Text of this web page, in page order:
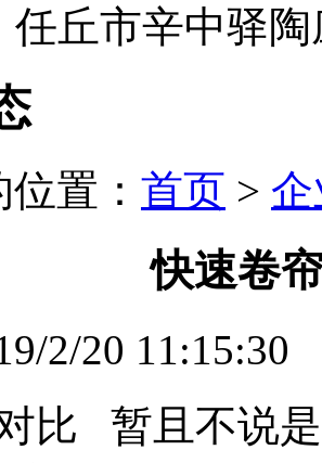
任丘市辛中驿
置： 首页 >
快速卷
2/20
比 暂且不说